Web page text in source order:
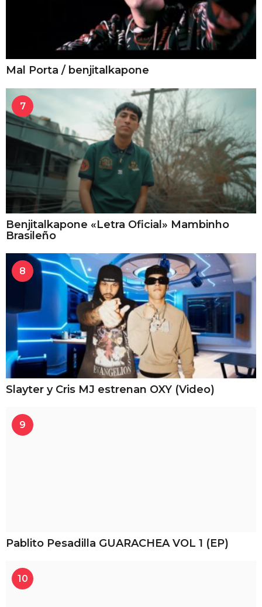
Mal Porta / benjitalkapone
7
Benjitalkapone «Letra Oficial» Mambinho
Brasileño
8
Slayter y Cris MJ estrenan OXY (Video)
9
Pablito Pesadilla GUARACHEA VOL 1 (EP)
10